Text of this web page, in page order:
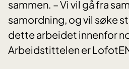
sammen. – Vi vil gå fra
samordning, og vil søke
dette arbeidet innenfor
Arbeidstittelen er